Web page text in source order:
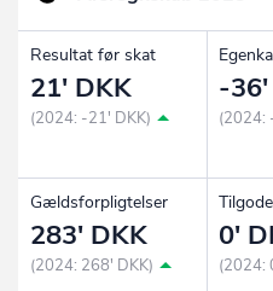
Resultat før skat
21' DKK
(2024: -21' DKK)
-
(2024:
Gældsforpligtelser
283' DKK
(2024: 268' DKK)
0'
(2024: